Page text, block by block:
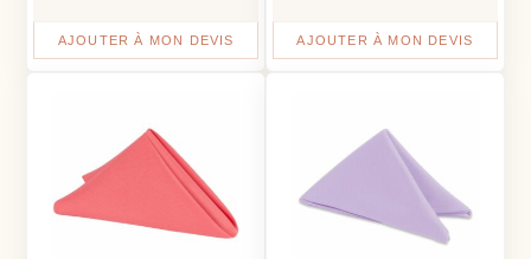
AJOUTER À MON DEVIS AJOUTER À MON DEVIS